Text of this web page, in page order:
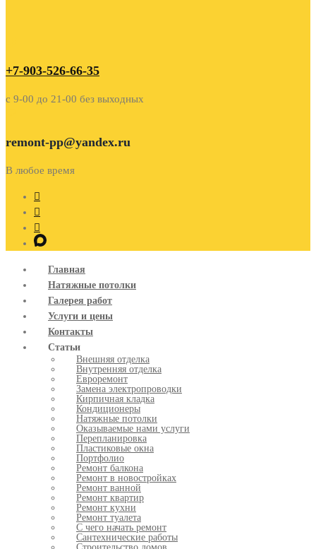
+7-903-526-66-35
c 9-00 до 21-00 без выходных
remont-pp@yandex.ru
В любое время
Главная
Натяжные потолки
Галерея работ
Услуги и цены
Контакты
Статьи
Внешняя отделка
Внутренняя отделка
Евроремонт
Замена электропроводки
Кирпичная кладка
Кондиционеры
Натяжные потолки
Оказываемые нами услуги
Перепланировка
Пластиковые окна
Портфолио
Ремонт балкона
Ремонт в новостройках
Ремонт ванной
Ремонт квартир
Ремонт кухни
Ремонт туалета
С чего начать ремонт
Сантехнические работы